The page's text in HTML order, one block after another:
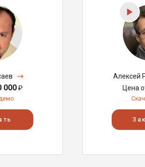
000₽
Алексей
Цена